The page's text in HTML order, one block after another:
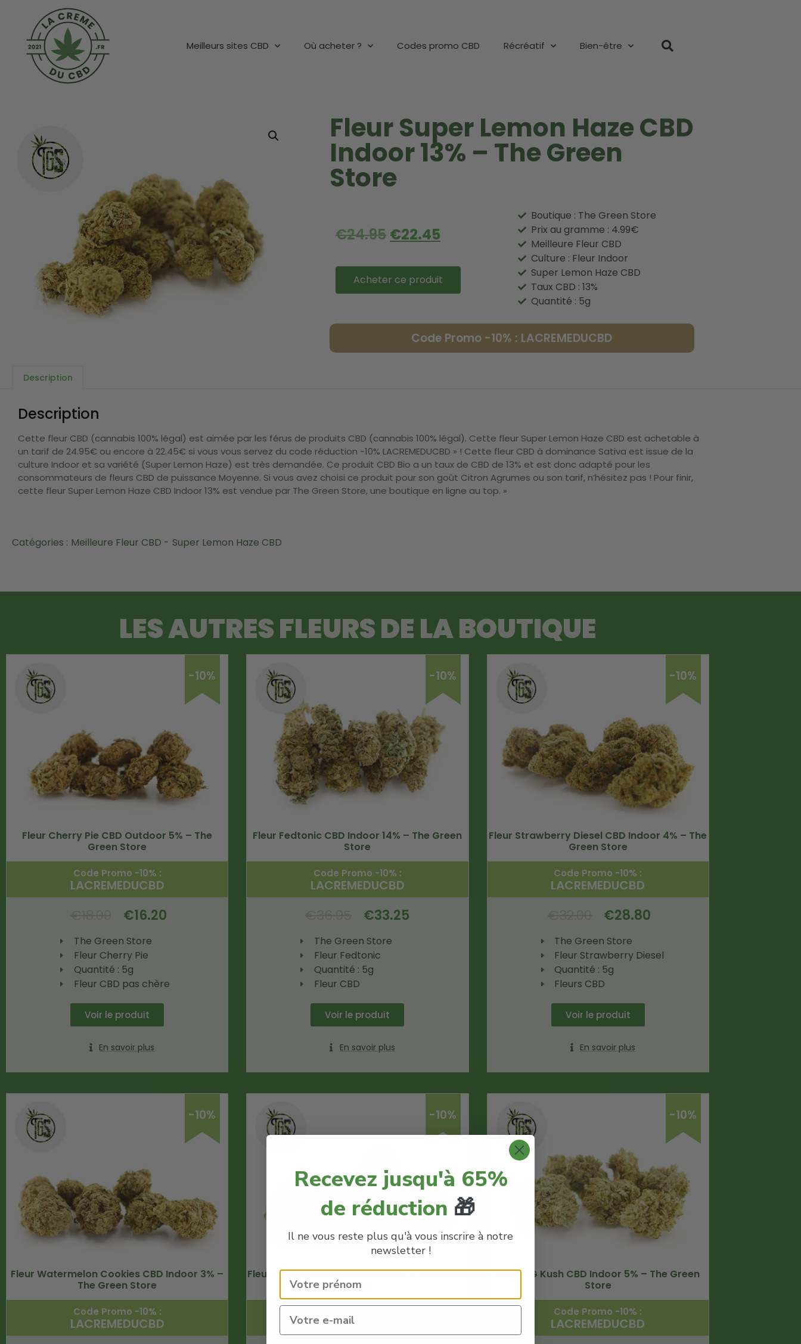
Meilleurs sites CBD Où acheter ? Codes promo CBD Récréatif Bien-être
Fleur Super Lemon Haze CBD
Indoor 13% – The Green
Store
€24.95 €22.45
Acheter ce produit
Boutique : The Green Store
Prix au gramme : 4.99€
Meilleure Fleur CBD
Culture : Fleur Indoor
Super Lemon Haze CBD
Taux CBD : 13%
Quantité : 5g
Code Promo -10% : LACREMEDUCBD
Description
Description
Cette fleur CBD (cannabis 100% légal) est aimée par les férus de produits CBD (cannabis 100% légal). Cette fleur Super Lemon Haze CBD est achetable à
un tarif de 24.95€ ou encore à 22.45€ si vous vous servez du code réduction -10% LACREMEDUCBD » ! Cette fleur CBD à dominance Sativa est issue de la
culture Indoor et sa variété (Super Lemon Haze) est très demandée. Ce produit CBD Bio a un taux de CBD de 13% et est donc adapté pour les
consommateurs de fleurs CBD de puissance Moyenne. Si vous avez choisi ce produit pour son goût Citron Agrumes ou son tarif, n’hésitez pas ! Pour finir,
cette fleur Super Lemon Haze CBD Indoor 13% est vendue par The Green Store, une boutique en ligne au top. »
Catégories : Meilleure Fleur CBD - Super Lemon Haze CBD
LES AUTRES FLEURS DE LA BOUTIQUE
-10%
Fleur Cherry Pie CBD Outdoor 5% – The
Green Store
Code Promo -10% :
LACREMEDUCBD
€16.20
The Green Store
Fleur Cherry Pie
Quantité : 5g
Fleur CBD pas chère
Voir le produit
En savoir plus
-10%
Fleur Fedtonic CBD Indoor 14% – The Green
Store
Code Promo -10% :
LACREMEDUCBD
€33.25
The Green Store
Fleur Fedtonic
Quantité : 5g
Fleur CBD
Voir le produit
En savoir plus
-10%
Fleur Strawberry Diesel CBD Indoor 4% – The
Green Store
Code Promo -10% :
LACREMEDUCBD
€28.80
The Green Store
Fleur Strawberry Diesel
Quantité : 5g
Fleurs CBD
Voir le produit
En savoir plus
-10%
Fleur Watermelon Cookies CBD Indoor 3% –
The Green Store
Code Promo -10% :
LACREMEDUCBD
-10%
Fleur Orange Bud CBD Indoor 7% – The Green
Store
LACREMEDUCBD
-10%
Fleur OG Kush CBD Indoor 5% – The Green
Store
Code Promo -10% :
LACREMEDUCBD
Recevez jusqu'à 65%
de réduction 🎁
Il ne vous reste plus qu'à vous inscrire à notre
newsletter !